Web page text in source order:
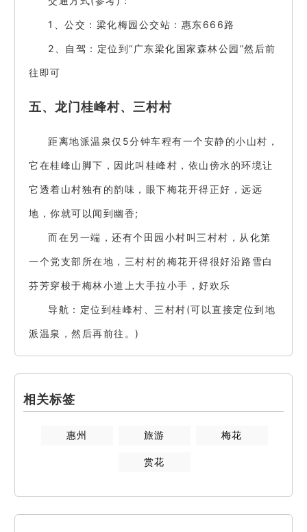
1、公交：梁化梅园公交站：惠东666路
2、自驾：定位到“广东梁化国家森林公园”然后前
往即可
五、龙门桂峰村、三村村
距离地派温泉仅5分钟车程有一个安静的小山村，
它在桂峰山脚下，因此叫桂峰村，依山傍水的环境让
它透着山村独有的韵味，眼下梅花开得正好，远远
地，你就可以闻到幽香;
而在另一端，还有个田园小村叫三村村，从化第
一个党支部所在地，三村村的梅花开得很好沿路雪白
芬芳穿梭于梅林小道上大手拉小手，好欢乐
导航：定位到桂峰村、三村村(可以直接定位到地
派温泉，然后再前往。)
相关标签
惠州 旅游 梅花
赏花